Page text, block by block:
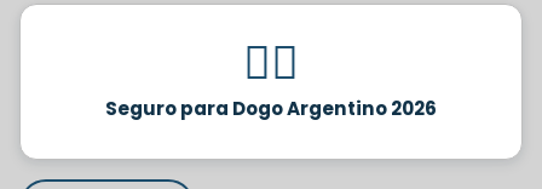
🐕‍🦺
Seguro para Dogo Argentino 2026